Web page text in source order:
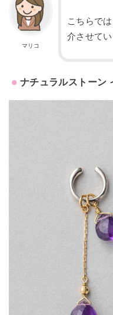
マリコ
こちらで
介させて
ナチュラルストーン